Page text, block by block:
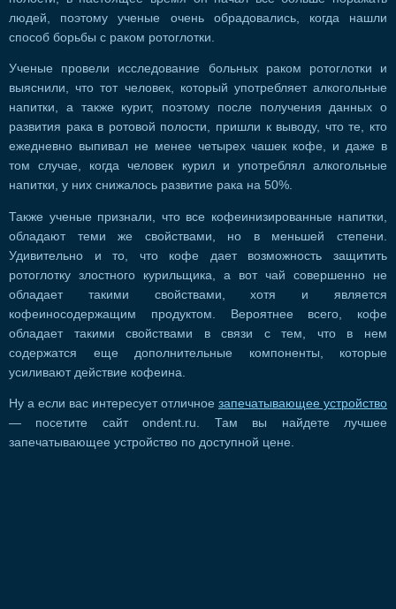
людей, поэтому ученые очень обрадовались, когда нашли
способ борьбы с раком ротоглотки.
Ученые провели исследование больных раком ротоглотки и
выяснили, что тот человек, который употребляет алкогольные
напитки, а также курит, поэтому после получения данных о
развития рака в ротовой полости, пришли к выводу, что те, кто
ежедневно выпивал не менее четырех чашек кофе, и даже в
том случае, когда человек курил и употреблял алкогольные
напитки, у них снижалось развитие рака на 50%.
Также ученые признали, что все кофеинизированные напитки,
обладают теми же свойствами, но в меньшей степени.
Удивительно и то, что кофе дает возможность защитить
ротоглотку злостного курильщика, а вот чай совершенно не
обладает такими свойствами, хотя и является
кофеиносодержащим продуктом. Вероятнее всего, кофе
обладает такими свойствами в связи с тем, что в нем
содержатся еще дополнительные компоненты, которые
усиливают действие кофеина.
Ну а если вас интересует отличное запечатывающее устройство
— посетите сайт ondent.ru. Там вы найдете лучшее
запечатывающее устройство по доступной цене.